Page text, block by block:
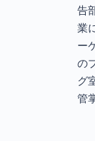
告
業
ー
の
グ
管